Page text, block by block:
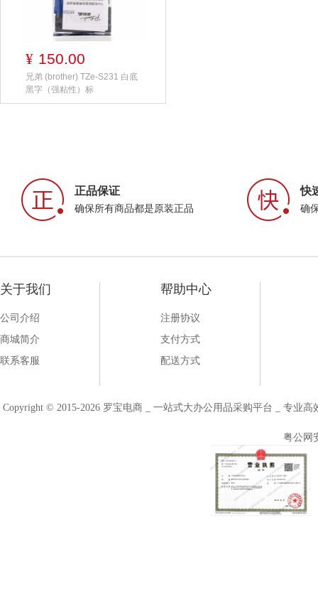
¥ 150.00
兄弟 (brother) TZe-S231 白底
黑字（强粘性）标
正品保证
确保所有商品都是原装正品
快
确
关于我们
公司介绍
商城简介
联系客服
帮助中心
注册协议
支付方式
配送方式
Copyright © 2015-2026 罗宝电商 _ 一站式大办公用品采购平台 _ 专业
粤公网